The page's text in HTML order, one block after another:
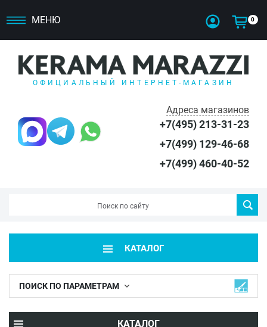
МЕНЮ 0
ОФИЦИАЛЬНЫЙ ИНТЕРНЕТ-МАГАЗИН
Адреса магазинов
+7(495) 213-31-23
+7(499) 129-46-68
+7(499) 460-40-52
КАТАЛОГ
ПОИСК ПО ПАРАМЕТРАМ
КАТАЛОГ